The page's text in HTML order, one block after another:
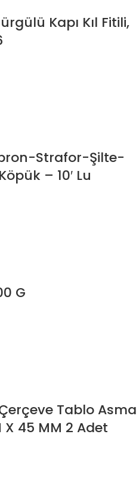
Kapı Kıl Fitili,
Strafor-Şilte-
– 10′ Lu
G
Tablo Asma
X 45 MM 2 Adet